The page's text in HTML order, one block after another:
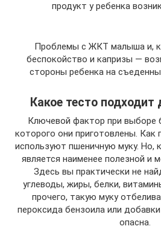
продукт у ребенка
Проблемы с ЖКТ малыша и,
беспокойство и капризы —
стороны ребенка на
Какое тесто
Ключевой фактор при выборе
которого они приготовлены. Как
используют пшеничную муку. Но,
является наименее полезной и
Здесь вы практически не
углеводы, жиры, белки,
прочего, такую муку
пероксида бензоила или
опасна.